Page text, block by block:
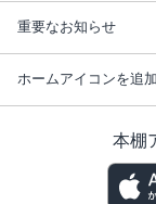
重要なお知らせ
ホームアイコンを追加
本棚